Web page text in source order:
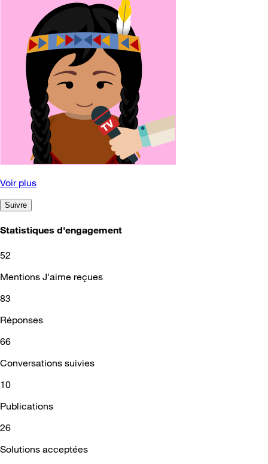
Voir plus
Suivre
Statistiques d'engagement
52
Mentions J'aime reçues
83
Réponses
66
Conversations suivies
10
Publications
26
Solutions acceptées